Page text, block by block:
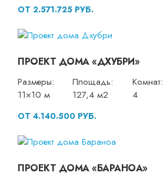
ОТ 2.571.725 РУБ.
ПРОЕКТ ДОМА «ДХУБРИ»
Размеры:
11×10 м
Площадь:
127,4 м2
Комнат:
4
ОТ 4.140.500 РУБ.
ПРОЕКТ ДОМА «БАРАНОА»